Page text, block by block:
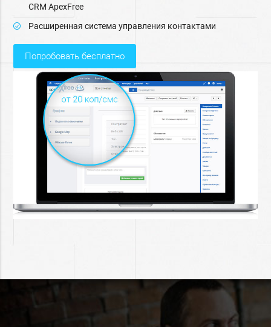
СRM ApexFree
Расширенная система управления контактами
попробовать бесплатно